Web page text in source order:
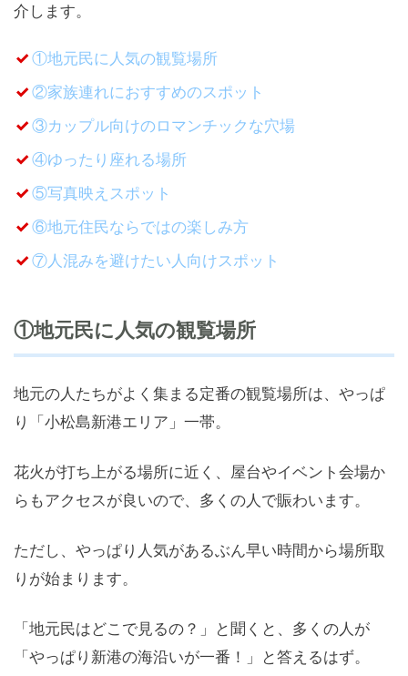
介します。
①地元民に人気の観覧場所
②家族連れにおすすめのスポット
③カップル向けのロマンチックな穴場
④ゆったり座れる場所
⑤写真映えスポット
⑥地元住民ならではの楽しみ方
⑦人混みを避けたい人向けスポット
①地元民に人気の観覧場所
地元の人たちがよく集まる定番の観覧場所は、やっぱ
り「小松島新港エリア」一帯。
花火が打ち上がる場所に近く、屋台やイベント会場か
らもアクセスが良いので、多くの人で賑わいます。
ただし、やっぱり人気があるぶん早い時間から場所取
りが始まります。
「地元民はどこで見るの？」と聞くと、多くの人が
「やっぱり新港の海沿いが一番！」と答えるはず。